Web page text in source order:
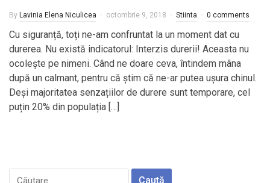
By Lavinia Elena Niculicea octombrie 9, 2018 Stiinta 0 comments
Cu siguranță, toți ne-am confruntat la un moment dat cu
durerea. Nu există indicatorul: Interzis durerii! Aceasta nu
ocolește pe nimeni. Când ne doare ceva, întindem mâna
după un calmant, pentru că știm că ne-ar putea ușura chinul.
Deși majoritatea senzațiilor de durere sunt temporare, cel
puțin 20% din populația […]
Caută